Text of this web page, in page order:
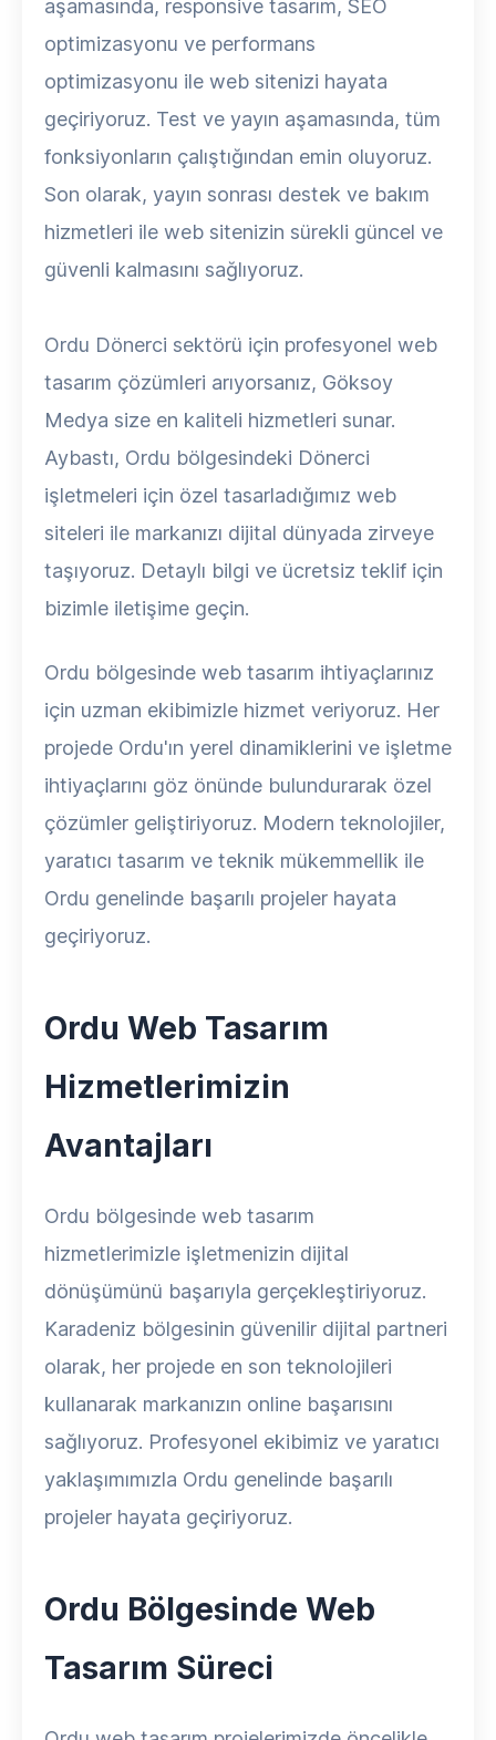
aşamasında, responsive tasarım, SEO
optimizasyonu ve performans
optimizasyonu ile web sitenizi hayata
geçiriyoruz. Test ve yayın aşamasında, tüm
fonksiyonların çalıştığından emin oluyoruz.
Son olarak, yayın sonrası destek ve bakım
hizmetleri ile web sitenizin sürekli güncel ve
güvenli kalmasını sağlıyoruz.
Ordu Dönerci sektörü için profesyonel web
tasarım çözümleri arıyorsanız, Göksoy
Medya size en kaliteli hizmetleri sunar.
Aybastı, Ordu bölgesindeki Dönerci
işletmeleri için özel tasarladığımız web
siteleri ile markanızı dijital dünyada zirveye
taşıyoruz. Detaylı bilgi ve ücretsiz teklif için
bizimle iletişime geçin.
Ordu bölgesinde web tasarım ihtiyaçlarınız
için uzman ekibimizle hizmet veriyoruz. Her
projede Ordu'ın yerel dinamiklerini ve işletme
ihtiyaçlarını göz önünde bulundurarak özel
çözümler geliştiriyoruz. Modern teknolojiler,
yaratıcı tasarım ve teknik mükemmellik ile
Ordu genelinde başarılı projeler hayata
geçiriyoruz.
Ordu Web Tasarım
Hizmetlerimizin
Avantajları
Ordu bölgesinde web tasarım
hizmetlerimizle işletmenizin dijital
dönüşümünü başarıyla gerçekleştiriyoruz.
Karadeniz bölgesinin güvenilir dijital partneri
olarak, her projede en son teknolojileri
kullanarak markanızın online başarısını
sağlıyoruz. Profesyonel ekibimiz ve yaratıcı
yaklaşımımızla Ordu genelinde başarılı
projeler hayata geçiriyoruz.
Ordu Bölgesinde Web
Tasarım Süreci